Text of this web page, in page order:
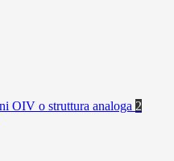
OIV o struttura analoga 2